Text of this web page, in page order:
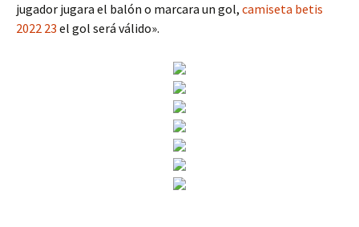
jugador jugara el balón o marcara un gol, camiseta betis
2022 23 el gol será válido».